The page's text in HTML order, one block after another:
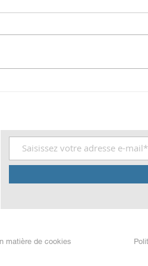
Raniero
matière de cookies